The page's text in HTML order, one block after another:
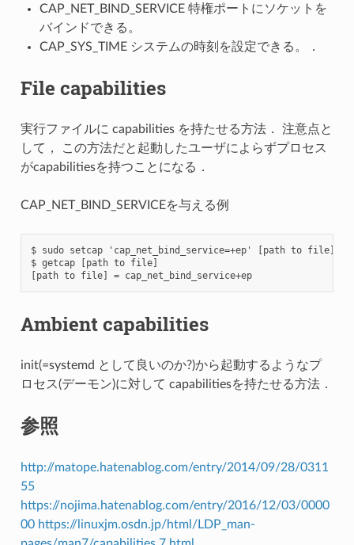
CAP_NET_BIND_SERVICE 特権ポートにソケットを
バインドできる。
CAP_SYS_TIME システムの時刻を設定できる。．
File capabilities
実行ファイルに capabilities を持たせる方法． 注意点と
して， この方法だと起動したユーザによらずプロセス
がcapabilitiesを持つことになる．
CAP_NET_BIND_SERVICEを与える例
$ sudo setcap 'cap_net_bind_service=+ep' [path to file]
$ getcap [path to file]
[path to file] = cap_net_bind_service+ep
Ambient capabilities
init(=systemd として良いのか?)から起動するようなプ
ロセス(デーモン)に対して capabilitiesを持たせる方法．
参照
http://matope.hatenablog.com/entry/2014/09/28/0311
55
https://nojima.hatenablog.com/entry/2016/12/03/0000
00 https://linuxjm.osdn.jp/html/LDP_man-